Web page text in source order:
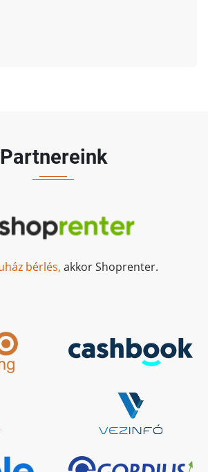
Partnereink
bérlés, akkor Shoprenter.